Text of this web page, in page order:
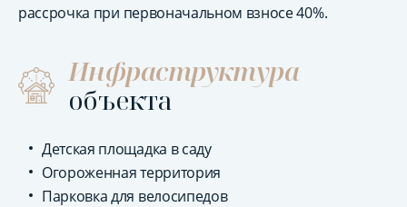
рассрочка при первоначальном взносе 40%.
Инфраструктура
объекта
Детская площадка в саду
Огороженная территория
Парковка для велосипедов